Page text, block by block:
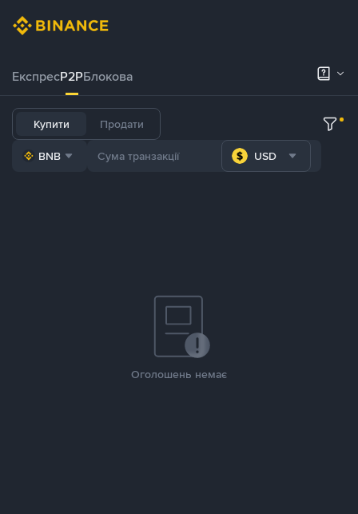
ЕкспресP2PБлокова
Купити Продати
BNB USD
Оголошень немає